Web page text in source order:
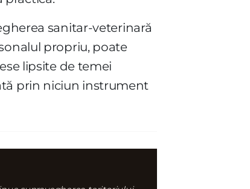
sanitar-veterinară
propriu, poate
lipsite de temei
prin niciun instrument